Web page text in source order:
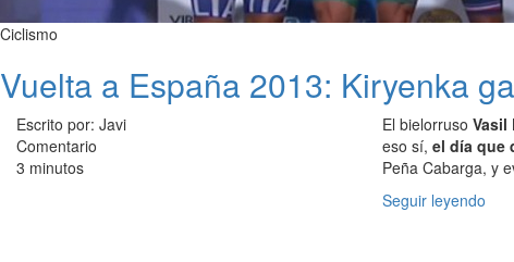
Ciclismo
Vuelta a España 2013: Kiryenka
Escrito por: Javi
Comentario
3 minutos
El bielorruso Vasil
eso sí, el día que
Peña Cabarga, y
Seguir leyendo